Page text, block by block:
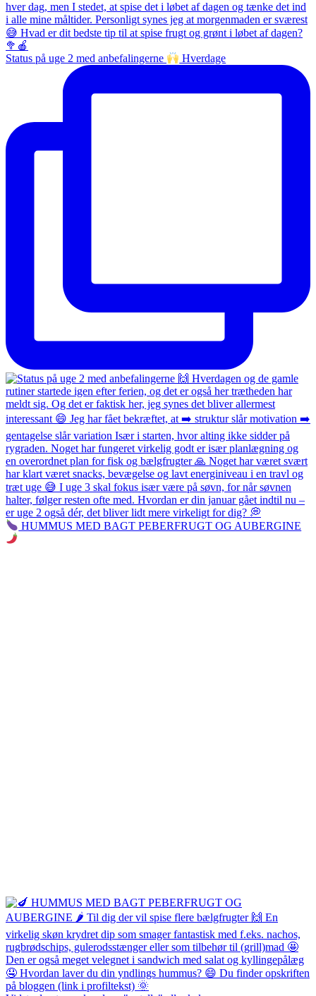
Status på uge 2 med anbefalingerne Hverdage
HUMMUS MED BAGT PEBERFRUGT OG AUBERGINE